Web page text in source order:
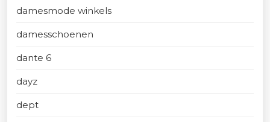
damesmode winkels
damesschoenen
dante 6
dayz
dept